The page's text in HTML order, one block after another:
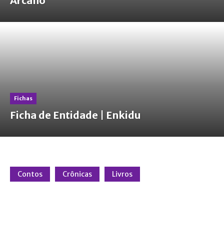
Fichas
Ficha de Entidade | Enkidu
Contos Crônicas Livros